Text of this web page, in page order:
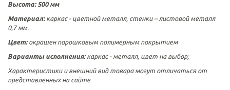
Высота: 500 мм
Материал: каркас - цветной металл, стенки – листовой металл
0,7 мм.
Цвет:окрашен порошковым полимерным покрытием
Варианты исполнения: каркас - металл, цвет на выбор;
Характеристики и внешний вид товара могут отличаться от
представленных на сайте